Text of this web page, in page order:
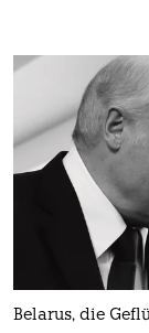
Belarus, die